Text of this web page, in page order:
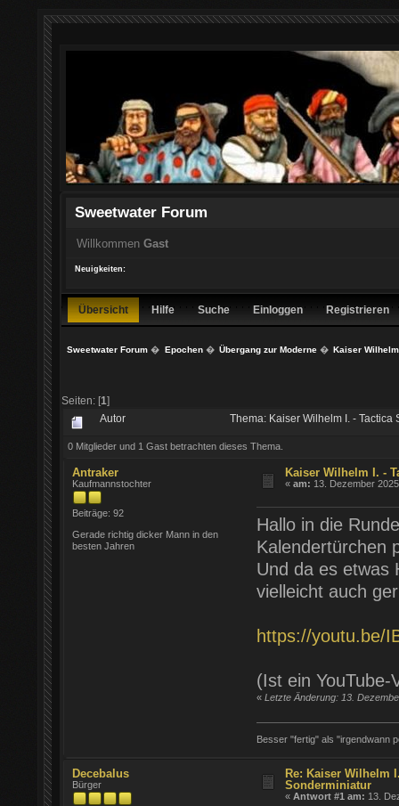
Sweetwater Forum
Willkommen Gast
Neuigkeiten:
Übersicht Hilfe Suche Einloggen Registrieren
Sweetwater Forum � Epochen� Übergang zur Moderne� Kaiser
Seiten: [1]
Autor Thema: Kaiser Wilhelm I. -
0 Mitglieder und 1 Gast betrachten dieses Thema.
Antraker
Kaufmannstochter
Beiträge: 92
Gerade richtig dicker Mann in den
besten Jahren
Kaiser Wilhelm I. -
«am: 13. Dezember
Hallo in die
Kalendertürchen
Und da es etwas
vielleicht auch
https://youtu.be/
(Ist ein YouTube-
« Letzte Änderung: 13.
Besser "fertig" als "irgendwann
Decebalus
Bürger
Re: Kaiser Wilhelm
Sonderminiatur
«Antwort #1 am: 13.